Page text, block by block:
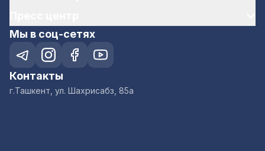
Мы в соц-сетях
Контакты
г.Ташкент, ул. Шахрисабз, 85а